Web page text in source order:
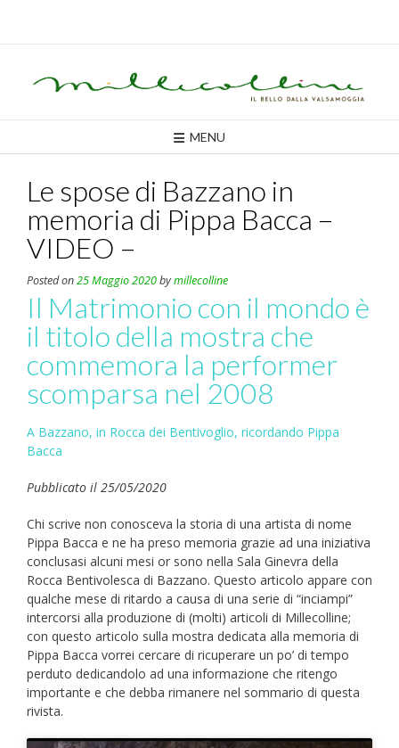
MENU
Le spose di Bazzano in
memoria di Pippa Bacca –
VIDEO –
Posted on25 Maggio 2020bymillecolline
Il Matrimonio con il mondo è
il titolo della mostra che
commemora la performer
scomparsa nel 2008
A Bazzano, in Rocca dei Bentivoglio, ricordando Pippa
Bacca
Pubblicato il 25/05/2020
Chi scrive non conosceva la storia di una artista di nome
Pippa Bacca e ne ha preso memoria grazie ad una iniziativa
conclusasi alcuni mesi or sono nella Sala Ginevra della
Rocca Bentivolesca di Bazzano. Questo articolo appare con
qualche mese di ritardo a causa di una serie di “inciampi”
intercorsi alla produzione di (molti) articoli di Millecolline;
con questo articolo sulla mostra dedicata alla memoria di
Pippa Bacca vorrei cercare di ricuperare un po’ di tempo
perduto dedicandolo ad una informazione che ritengo
importante e che debba rimanere nel sommario di questa
rivista.